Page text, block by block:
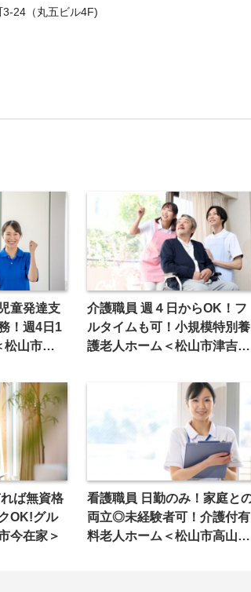
24（丸五ビル4F)
童発達支
！週4日1
山市中野
介護職員 週４日からOK！フ
ルタイムも可！小規模特別養
護老人ホーム＜松山市津吉町
ば無資格
OK!グル
今在家＞
看護職員 日勤のみ！家庭との
両立◎未経験者可！介護付有
料老人ホーム＜松山市高山町